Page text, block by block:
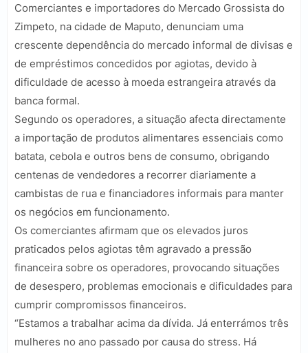
Comerciantes e importadores do Mercado Grossista do
Zimpeto, na cidade de Maputo, denunciam uma
crescente dependência do mercado informal de divisas e
de empréstimos concedidos por agiotas, devido à
dificuldade de acesso à moeda estrangeira através da
banca formal.
Segundo os operadores, a situação afecta directamente
a importação de produtos alimentares essenciais como
batata, cebola e outros bens de consumo, obrigando
centenas de vendedores a recorrer diariamente a
cambistas de rua e financiadores informais para manter
os negócios em funcionamento.
Os comerciantes afirmam que os elevados juros
praticados pelos agiotas têm agravado a pressão
financeira sobre os operadores, provocando situações
de desespero, problemas emocionais e dificuldades para
cumprir compromissos financeiros.
“Estamos a trabalhar acima da dívida. Já enterrámos três
mulheres no ano passado por causa do stress. Há